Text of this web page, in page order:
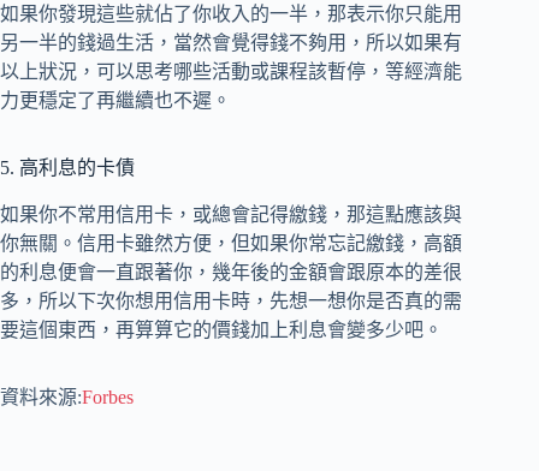
如果你發現這些就佔了你收入的一半，那表示你只能用
另一半的錢過生活，當然會覺得錢不夠用，所以如果有
以上狀況，可以思考哪些活動或課程該暫停，等經濟能
力更穩定了再繼續也不遲。
5. 高利息的卡債
如果你不常用信用卡，或總會記得繳錢，那這點應該與
你無關。信用卡雖然方便，但如果你常忘記繳錢，高額
的利息便會一直跟著你，幾年後的金額會跟原本的差很
多，所以下次你想用信用卡時，先想一想你是否真的需
要這個東西，再算算它的價錢加上利息會變多少吧。
資料來源:Forbes